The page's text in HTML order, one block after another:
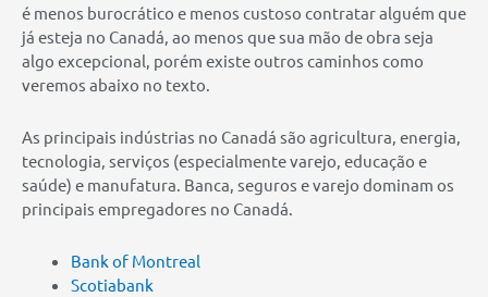
é menos burocrático e menos custoso contratar alguém que
já esteja no Canadá, ao menos que sua mão de obra seja
algo excepcional, porém existe outros caminhos como
veremos abaixo no texto.
As principais indústrias no Canadá são agricultura, energia,
tecnologia, serviços (especialmente varejo, educação e
saúde) e manufatura. Banca, seguros e varejo dominam os
principais empregadores no Canadá.
Bank of Montreal
Scotiabank